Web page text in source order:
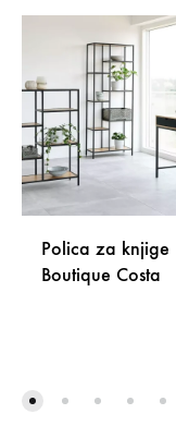
Polica za knjige
Boutique Costa